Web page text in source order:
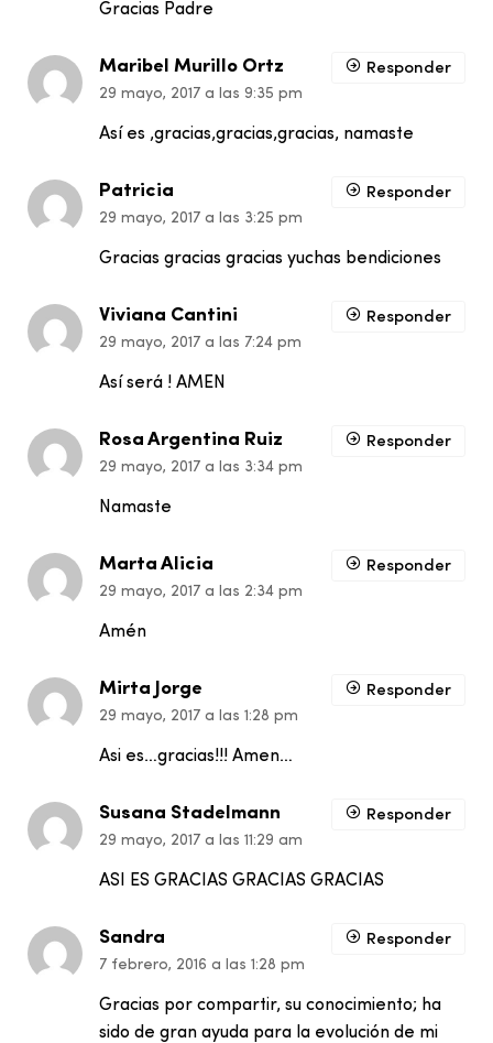
Gracias Padre
Maribel Murillo Ortz
29 mayo, 2017 a las 9:35 pm
Así es ,gracias,gracias,gracias, namaste
Responder
Patricia
29 mayo, 2017 a las 3:25 pm
Gracias gracias gracias yuchas bendiciones
Responder
Viviana Cantini
29 mayo, 2017 a las 7:24 pm
Así será ! AMEN
Responder
Rosa Argentina Ruiz
29 mayo, 2017 a las 3:34 pm
Namaste
Responder
Marta Alicia
29 mayo, 2017 a las 2:34 pm
Amén
Responder
Mirta Jorge
29 mayo, 2017 a las 1:28 pm
Asi es…gracias!!! Amen…
Responder
Susana Stadelmann
29 mayo, 2017 a las 11:29 am
ASI ES GRACIAS GRACIAS GRACIAS
Responder
Sandra
7 febrero, 2016 a las 1:28 pm
Gracias por compartir, su conocimiento; ha
sido de gran ayuda para la evolución de mi
Responder